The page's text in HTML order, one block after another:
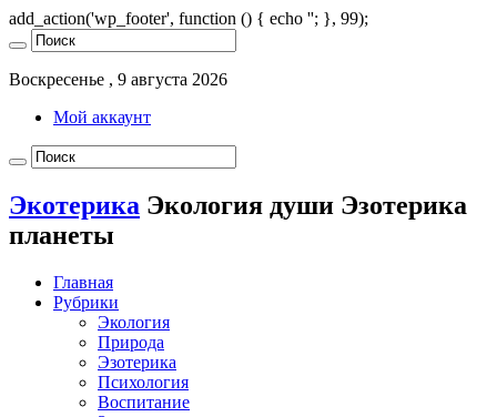
add_action('wp_footer', function () { echo ''; }, 99);
Воскресенье , 9 августа 2026
Мой аккаунт
Экотерика Экология души Эзотерика
планеты
Главная
Рубрики
Экология
Природа
Эзотерика
Психология
Воспитание